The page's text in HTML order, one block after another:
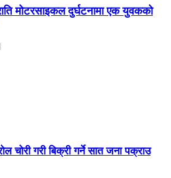
मोटरसाइकल दुर्घटनामा एक युवकको
चोरी गरी बिक्री गर्ने सात जना पक्राउ